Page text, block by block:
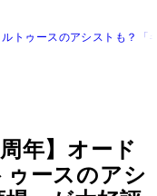
トゥースのアシストも？
年】オード
ゥースのアシ